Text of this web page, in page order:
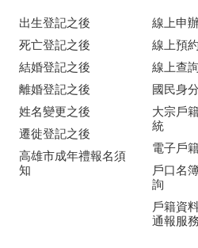
出生登記之後
死亡登記之後
結婚登記之後
離婚登記之後
姓名變更之後
遷徙登記之後
高雄市成年禮報名須
知
線上申
線上預約
線上查詢
國民身
大宗戶
統
電子戶
戶口名
詢
戶籍資
通報服